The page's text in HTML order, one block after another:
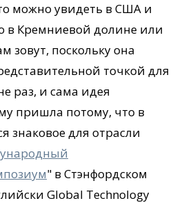
можно увидеть в США и
в Кремниевой долине или
зовут, поскольку она
точкой для
раз, и сама идея
пришла потому, что в
знаковое для отрасли
" в Стэнфордском
Global Technology